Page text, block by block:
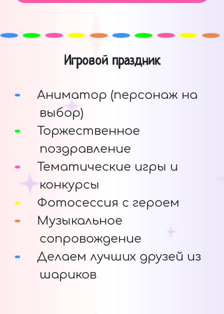
Игровой праздник
Аниматор (персонаж на
выбор)
Торжественное
поздравление
Тематические игры и
конкурсы
Фотосессия с героем
Музыкальное
сопровождение
Делаем лучших друзей из
шариков